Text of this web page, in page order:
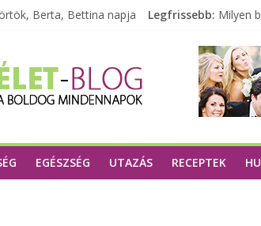
Berta, Bettina napja Legfrissebb: Milyen
EGÉSZSÉG UTAZÁS RECEPTEK